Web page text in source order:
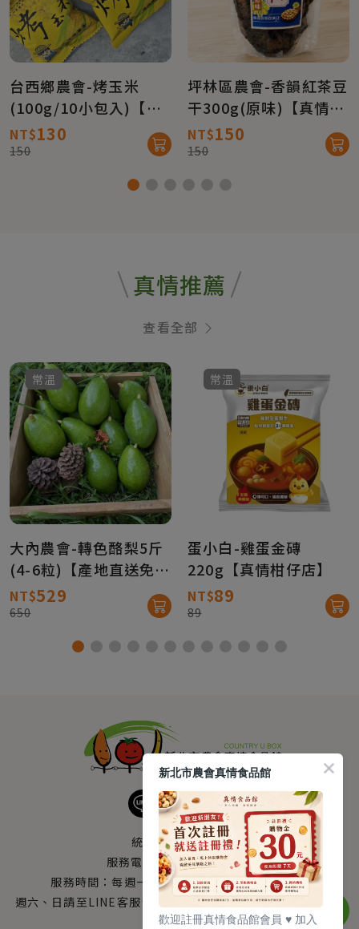
台西鄉農會-烤玉米
(100g/10小包入)【真
情柑仔店】
NT$130
150
坪林區農會-香韻紅茶豆
干300g(原味)【真情柑
仔店】
NT$150
150
真情推薦
查看全部
常溫
大內農會-轉色酪梨5斤
(4-6粒)【產地直送免
運】
NT$529
650
常溫
蛋小白-雞蛋金磚
220g【真情柑仔店】
NT$89
89
統編：33378005
服務電話：0800-666-980
服務時間：每週一至週五AM 8：10～PM 5：00
週六、日請至LINE客服留言 LINE@帳號搜尋：@uboxorg
新北市農會真情食品館
歡迎註冊真情食品館會員 ♥️ 加入